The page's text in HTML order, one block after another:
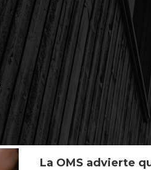
La OMS advierte